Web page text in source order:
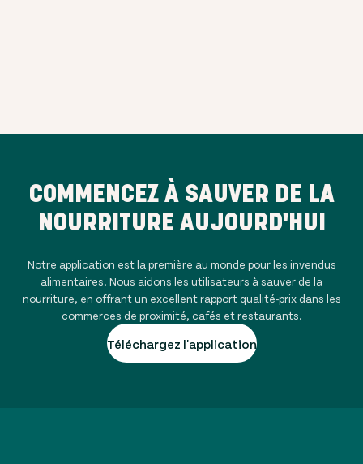
COMMENCEZ À SAUVER DE LA
NOURRITURE AUJOURD'HUI
Notre application est la première au monde pour les invendus
alimentaires. Nous aidons les utilisateurs à sauver de la
nourriture, en offrant un excellent rapport qualité-prix dans les
commerces de proximité, cafés et restaurants.
Téléchargez l'application